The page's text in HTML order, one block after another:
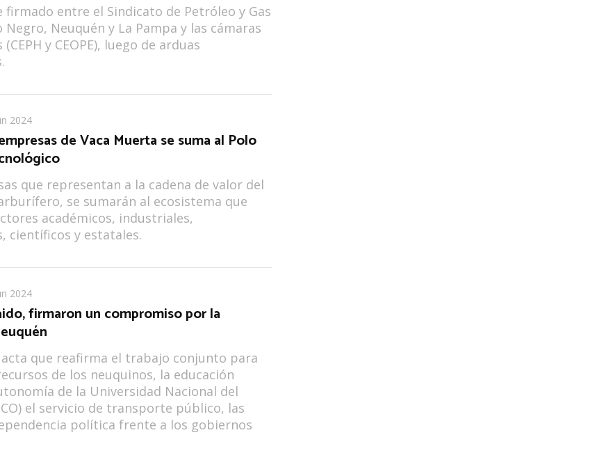
firmado entre el Sindicato de Petróleo y Gas
Negro, Neuquén y La Pampa y las cámaras
y CEOPE), luego de arduas
2024
de Vaca Muerta se suma al Polo
que representan a la cadena de valor del
se sumarán al ecosistema que
académicos, industriales,
científicos y estatales.
2024
firmaron un compromiso por la
que reafirma el trabajo conjunto para
de los neuquinos, la educación
de la Universidad Nacional del
el servicio de transporte público, las
política frente a los gobiernos